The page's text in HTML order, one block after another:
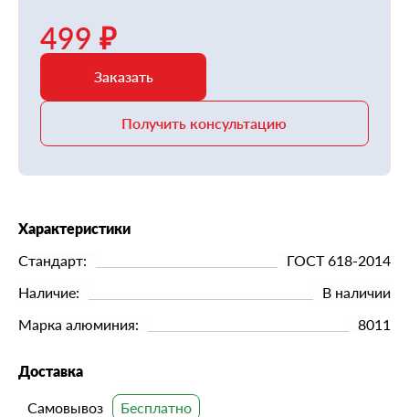
499 ₽
Заказать
Получить консультацию
Характеристики
Стандарт:
ГОСТ 618-2014
Наличие:
В наличии
Марка алюминия:
8011
Доставка
Самовывоз